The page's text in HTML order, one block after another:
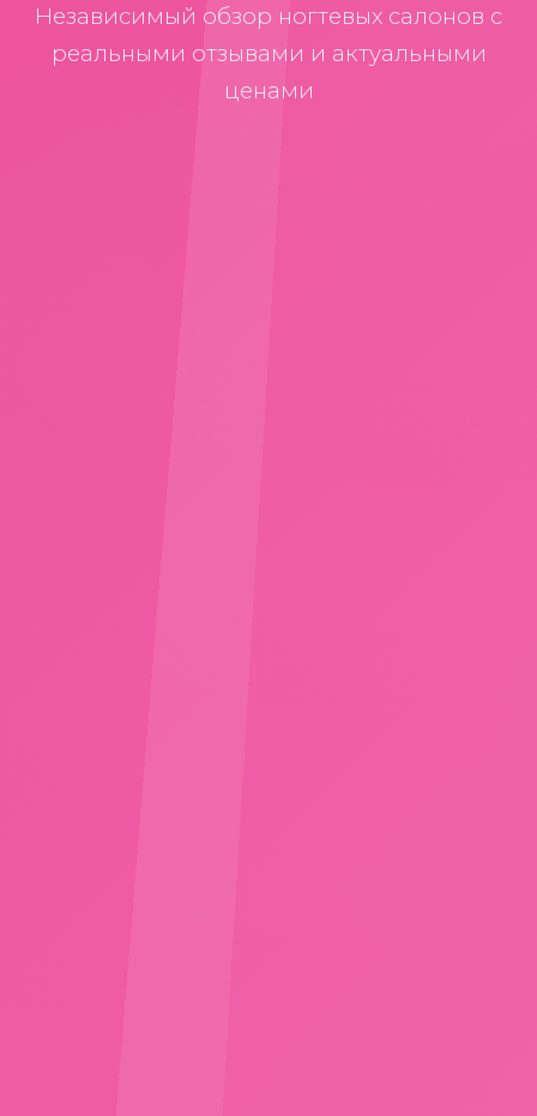
Независимый обзор ногтевых салонов с
реальными отзывами и актуальными
ценами